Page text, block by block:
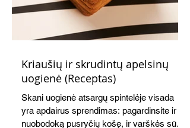
Kriaušių ir skrudintų apelsinų
uogienė (Receptas)
Skani uogienė atsargų spintelėje visada
yra apdairus sprendimas: pagardinsite ir
nuobodoką pusryčių košę, ir varškės sūrį,